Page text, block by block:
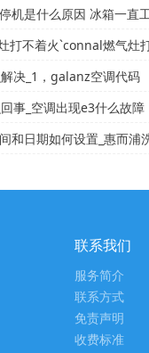
原因 冰箱一直工作不停机怎么解决
不着火`connal燃气灶打不着
决_1，galanz空调代码
事_空调出现e3什么故障
惠而浦洗衣机时间和日期的设置方法【步骤详解】_
联系我们
服务简介
联系方式
免责声明
收费标准